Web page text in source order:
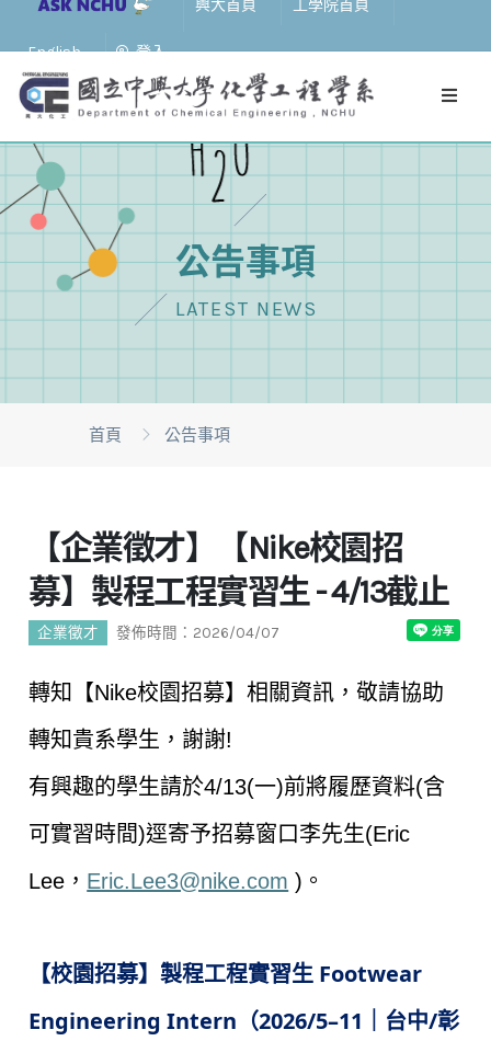
興大首頁 工學院首頁
English 登入
公告事項
LATEST NEWS
首頁 公告事項
【企業徵才】【Nike校園招
募】製程工程實習生 - 4/13截止
企業徵才 發佈時間：2026/04/07
轉知【Nike校園招募】相關資訊，敬請協助
轉知貴系學生，謝謝!
有興趣的學生請於4/13(一)前將履歷資料(含
可實習時間)逕寄予招募窗口李先生(Eric
Lee ， Eric.Lee3@nike.com ) 。
【校園招募】製程工程實習生 Footwear
Engineering Intern （2026/5–11 ｜台中/彰